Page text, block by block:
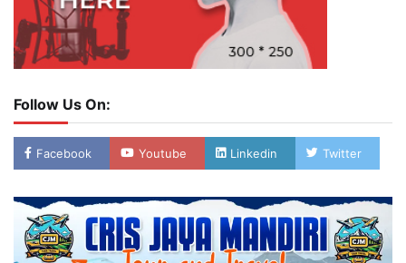
Follow Us On:
Facebook Youtube Linkedin Twitter